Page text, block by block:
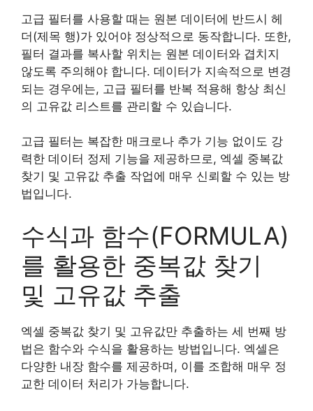
고급 필터를 사용할 때는 원본 데이터에 반드시 헤
더(제목 행)가 있어야 정상적으로 동작합니다. 또한,
필터 결과를 복사할 위치는 원본 데이터와 겹치지
않도록 주의해야 합니다. 데이터가 지속적으로 변경
되는 경우에는, 고급 필터를 반복 적용해 항상 최신
의 고유값 리스트를 관리할 수 있습니다.
고급 필터는 복잡한 매크로나 추가 기능 없이도 강
력한 데이터 정제 기능을 제공하므로, 엑셀 중복값
찾기 및 고유값 추출 작업에 매우 신뢰할 수 있는 방
법입니다.
수식과 함수(FORMULA)
를 활용한 중복값 찾기
및 고유값 추출
엑셀 중복값 찾기 및 고유값만 추출하는 세 번째 방
법은 함수와 수식을 활용하는 방법입니다. 엑셀은
다양한 내장 함수를 제공하며, 이를 조합해 매우 정
교한 데이터 처리가 가능합니다.